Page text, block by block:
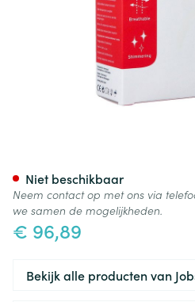
€ 96,89
Niet beschikbaar
Neem contact op met ons via
we samen de mogelijkheden.
Bekijk alle producten van